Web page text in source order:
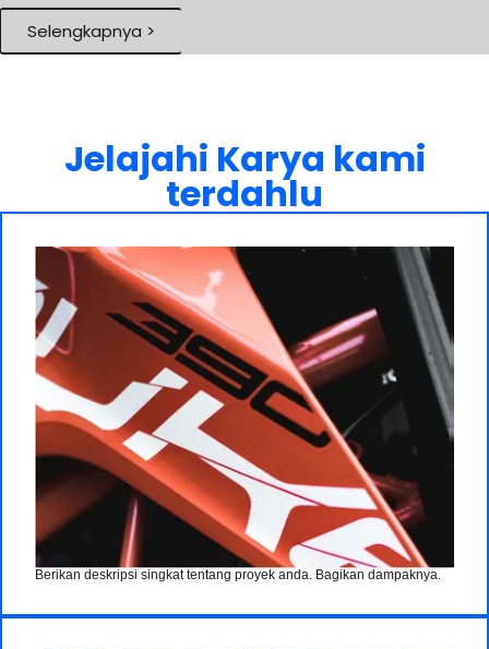
Selengkapnya >
Jelajahi Karya kami
terdahlu
Berikan deskripsi singkat tentang proyek anda. Bagikan dampaknya.